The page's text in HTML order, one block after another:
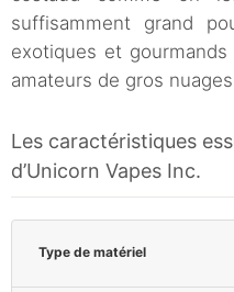
suffisamment grand
exotiques et
amateurs de gros
Les caractéristiques
d’Unicorn Vapes Inc.
Type de matériel